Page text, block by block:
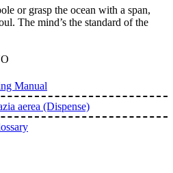
or grasp the ocean with a span,
The mind’s the standard of the
Manual
aerea (Dispense)